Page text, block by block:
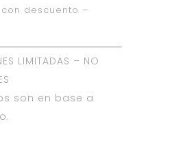
descuento –
LIMITADAS – NO
son en base a